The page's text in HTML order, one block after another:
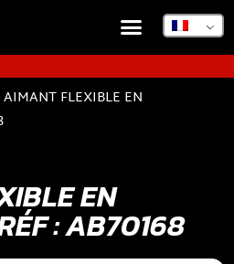
AIMANT FLEXIBLE EN
EN
: AB70168